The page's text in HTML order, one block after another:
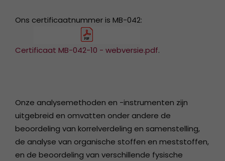
Ons certificaatnummer is MB-042:
Certificaat MB-042-10 - webversie.pdf.
Onze analysemethoden en -instrumenten zijn
uitgebreid en omvatten onder andere de
beoordeling van korrelverdeling en samenstelling,
de analyse van organische stoffen en meststoffen,
en de beoordeling van verschillende fysische